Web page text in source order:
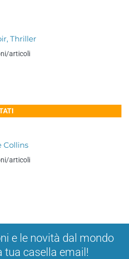
Thriller
articoli
Collins
articoli
e le novità dal mondo
tua casella email!